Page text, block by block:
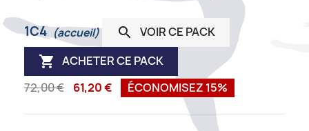
1C4 (accueil)  VOIR CE PACK
 ACHETER CE PACK
72,00 €
61,20 € ÉCONOMISEZ 15%